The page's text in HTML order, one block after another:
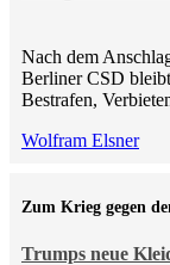
Nach dem
Berliner CSD
Bestrafen,
Wolfram Elsner
Trumps neue
Zum Krieg gegen